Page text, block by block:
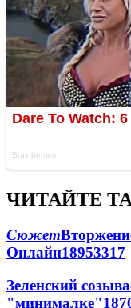
ЧИТАЙТЕ
Сюжет
Онлайн18953317
Зеленский
"минималке"18